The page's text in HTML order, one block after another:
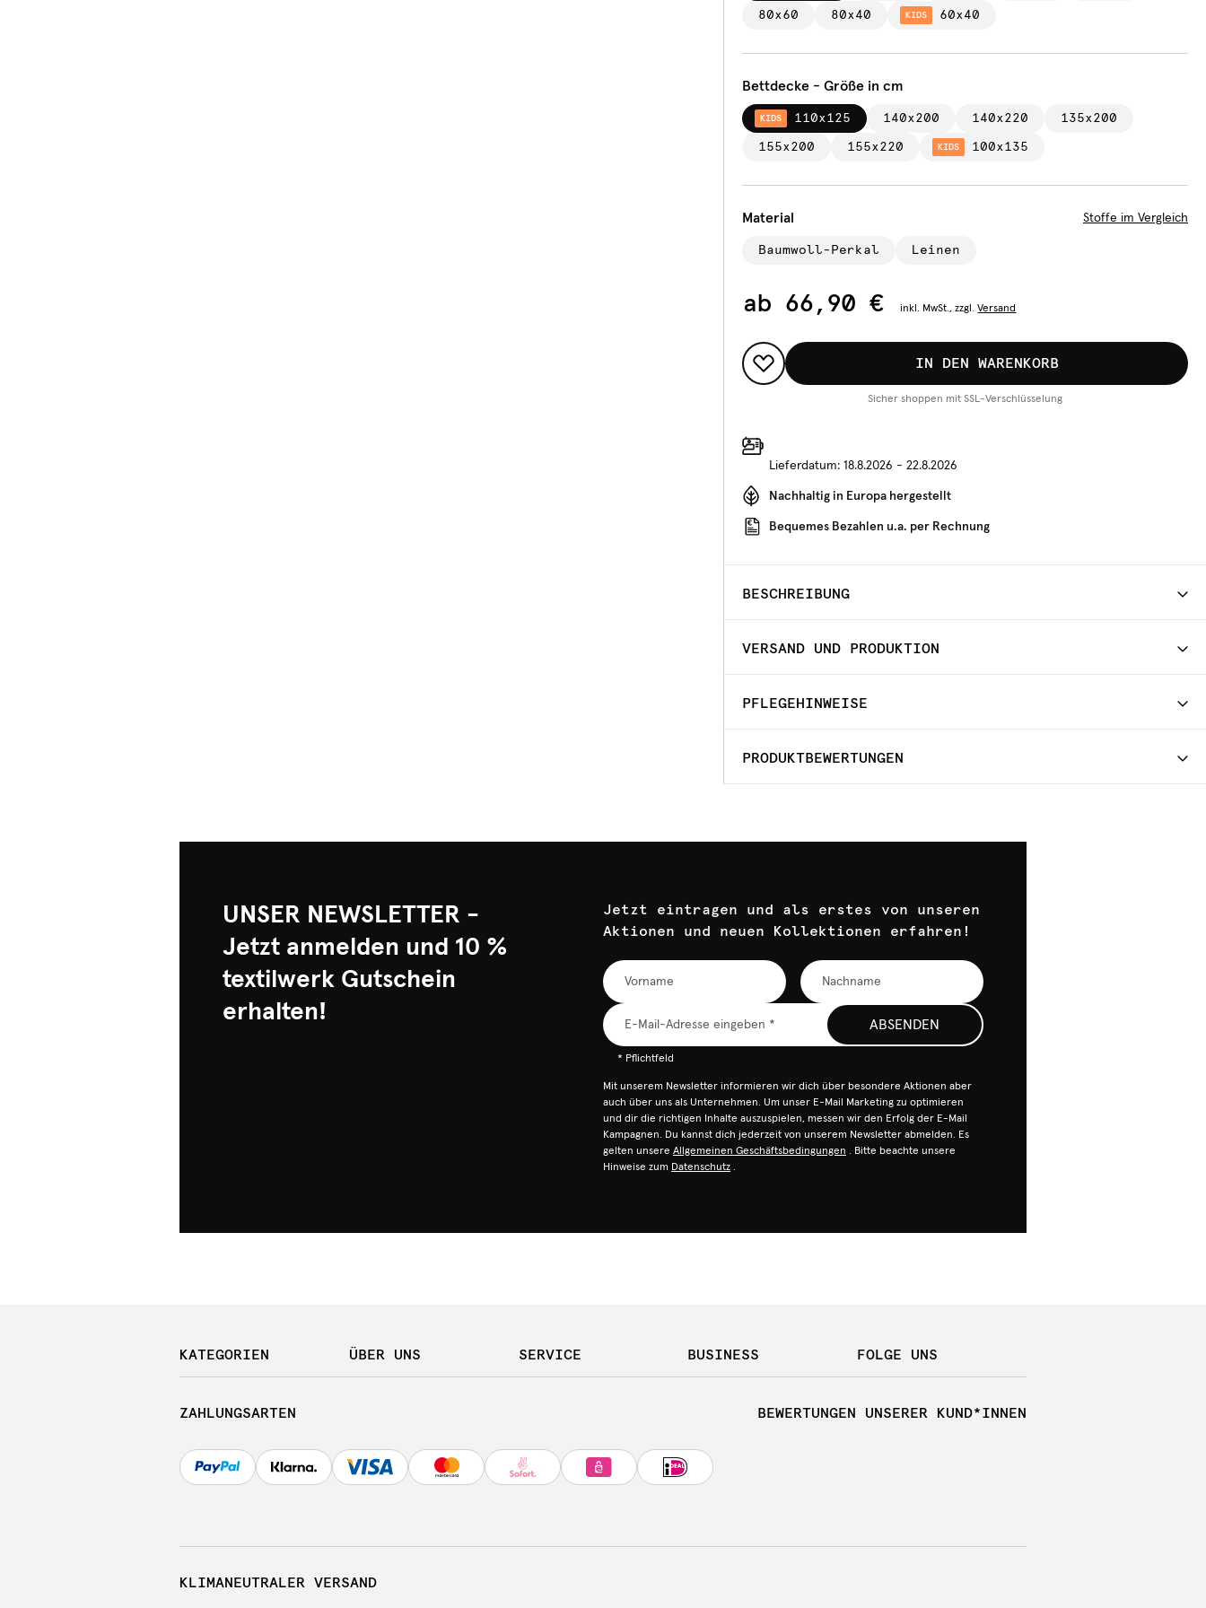
80x60 80x40 KIDS 60x40
Bettdecke - Größe in cm
KIDS 110x125 140x200 140x220 135x200
155x200 155x220 KIDS 100x135
Material Stoffe im Vergleich
Baumwoll-Perkal Leinen
ab 66,90 € inkl. MwSt., zzgl. Versand
IN DEN WARENKORB
Sicher shoppen mit SSL-Verschlüsselung
Lieferdatum: 18.8.2026 - 22.8.2026
Nachhaltig in Europa hergestellt
Bequemes Bezahlen u.a. per Rechnung
BESCHREIBUNG
VERSAND UND PRODUKTION
PFLEGEHINWEISE
PRODUKTBEWERTUNGEN
UNSER NEWSLETTER -
Jetzt anmelden und 10 %
textilwerk Gutschein
erhalten!
Jetzt eintragen und als erstes von unseren
Aktionen und neuen Kollektionen erfahren!
ABSENDEN
* Pflichtfeld
Mit unserem Newsletter informieren wir dich über besondere Aktionen aber
auch über uns als Unternehmen. Um unser E-Mail Marketing zu optimieren
und dir die richtigen Inhalte auszuspielen, messen wir den Erfolg der E-Mail
Kampagnen. Du kannst dich jederzeit von unserem Newsletter abmelden. Es
gelten unsere Allgemeinen Geschäftsbedingungen . Bitte beachte unsere
Hinweise zum Datenschutz .
KATEGORIEN ÜBER UNS SERVICE BUSINESS FOLGE UNS
ZAHLUNGSARTEN BEWERTUNGEN UNSERER KUND*INNEN
KLIMANEUTRALER VERSAND